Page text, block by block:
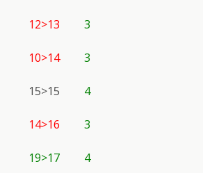
12>13 3
10>14 3
15>15 4
14>16 3
19>17 4